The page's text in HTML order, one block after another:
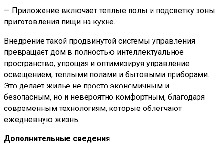
— Приложение включает теплые полы и подсветку зоны
приготовления пищи на кухне.
Внедрение такой продвинутой системы управления
превращает дом в полностью интеллектуальное
пространство, упрощая и оптимизируя управление
освещением, теплыми полами и бытовыми приборами.
Это делает жилье не просто экономичным и
безопасным, но и невероятно комфортным, благодаря
современным технологиям, которые облегчают
ежедневную жизнь.
Дополнительные сведения